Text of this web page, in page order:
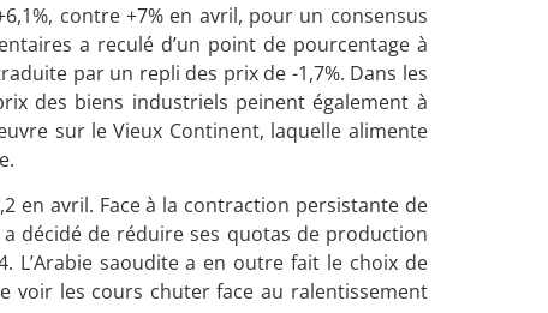
contre +7% en avril, pour un consensus
a reculé d’un point de pourcentage à
par un repli des prix de -1,7%. Dans les
des biens industriels peinent également à
sur le Vieux Continent, laquelle alimente
en avril. Face à la contraction persistante de
a décidé de réduire ses quotas de production
L’Arabie saoudite a en outre fait le choix de
voir les cours chuter face au ralentissement